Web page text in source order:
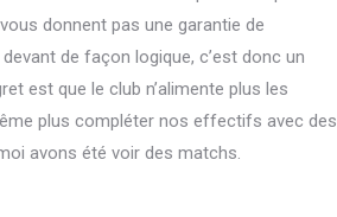
donnent pas une garantie de
de façon logique, c’est donc un
est que le club n’alimente plus les
plus compléter nos effectifs avec des
avons été voir des matchs.